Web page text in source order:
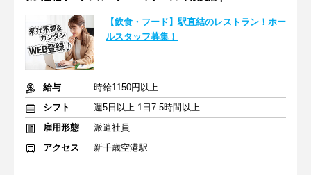
【飲食・フード】駅直結のレストラン！ホー
ルスタッフ募集！
給与
時給1150円以上
シフト
週5日以上 1日7.5時間以上
雇用形態
派遣社員
アクセス
新千歳空港駅